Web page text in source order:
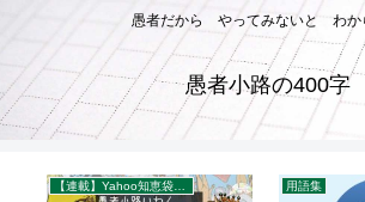
愚者だから やってみないと わか
愚者小路の400字
用語集